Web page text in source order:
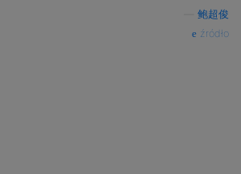
鲍超俊
źródło